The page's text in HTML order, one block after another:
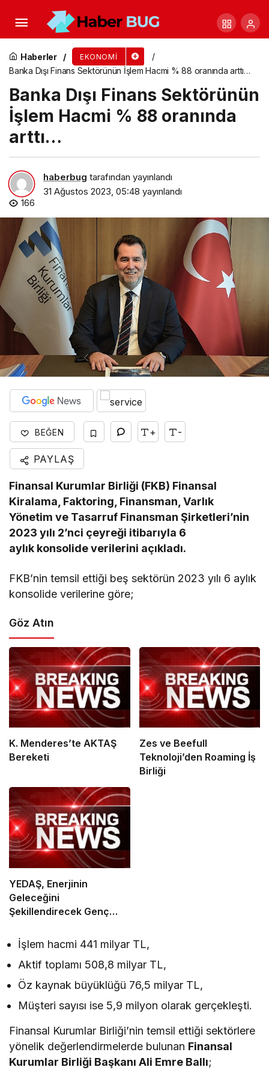
Haberler EKONOMI
Banka Dışı Finans Sektörünün İşlem Hacmi % 88 oranında arttı…
Banka Dışı Finans Sektörünün
İşlem Hacmi % 88 oranında
arttı…
haberbug tarafından yayınlandı
31 Ağustos 2023, 05:48 yayınlandı
166
BEĞEN + -
PAYLAŞ
Finansal Kurumlar Birliği (FKB) Finansal
Kiralama, Faktoring, Finansman, Varlık
Yönetim ve Tasarruf Finansman Şirketleri’nin
2023 yılı 2’nci çeyreği itibarıyla 6
aylık konsolide verilerini açıkladı.
FKB’nin temsil ettiği beş sektörün 2023 yılı 6 aylık
konsolide verilerine göre;
Göz Atın
K. Menderes’te AKTAŞ
Bereketi
Zes ve Beefull
Teknoloji’den Roaming İş
Birliği
YEDAŞ, Enerjinin
Geleceğini
Şekillendirecek Genç
İşlem hacmi 441 milyar TL,
Aktif toplamı 508,8 milyar TL,
Öz kaynak büyüklüğü 76,5 milyar TL,
Müşteri sayısı ise 5,9 milyon olarak gerçekleşti.
Finansal Kurumlar Birliği’nin temsil ettiği sektörlere
yönelik değerlendirmelerde bulunan Finansal
Kurumlar Birliği BaşkanıAli Emre Ballı;
Japonya ve Türkiye arasındaki ticari bağlar